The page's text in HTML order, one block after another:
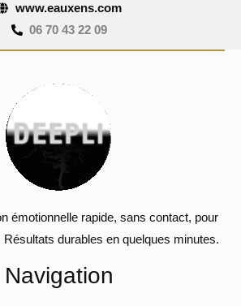
www.eauxens.com
06 70 43 22 09
émotionnelle rapide, sans contact, pour
durables en quelques minutes.
Navigation